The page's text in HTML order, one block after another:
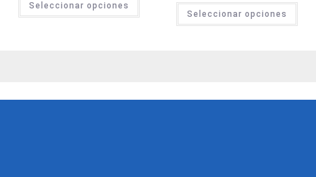
Seleccionar opciones
Seleccionar opciones